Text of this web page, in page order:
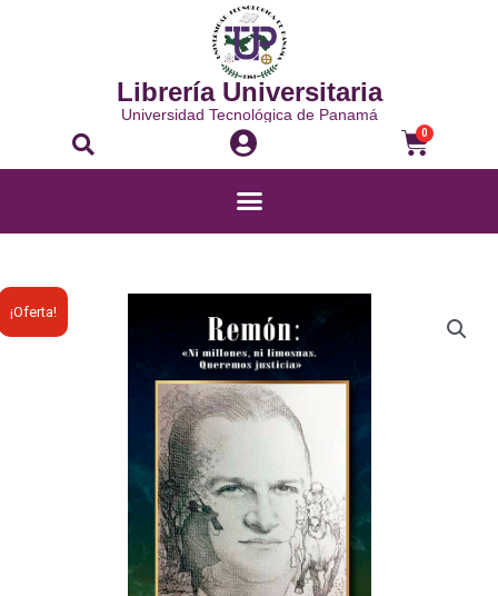
Librería Universitaria
Universidad Tecnológica de Panamá
Buscar 0
Menú
¡Oferta!
REMÓN: